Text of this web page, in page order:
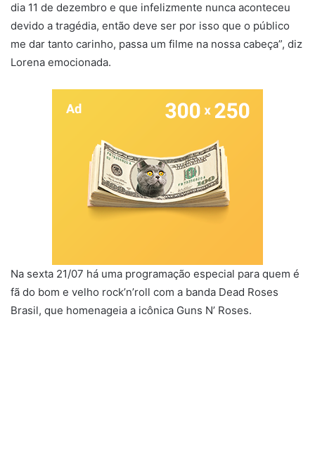
dia 11 de dezembro e que infelizmente nunca aconteceu
devido a tragédia, então deve ser por isso que o público
me dar tanto carinho, passa um filme na nossa cabeça”, diz
Lorena emocionada.
Na sexta 21/07 há uma programação especial para quem é
fã do bom e velho rock’n’roll com a banda Dead Roses
Brasil, que homenageia a icônica Guns N’ Roses.